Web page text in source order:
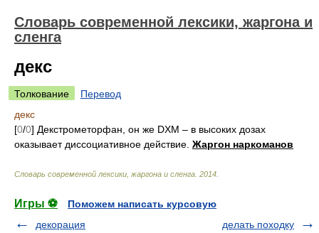
Cловарь современной лексики, жаргона и
сленга
декс
Толкование
Перевод
декс
[0/0] Декстрометорфан, он же DXM – в высоких дозах
оказывает диссоциативное действие. Жаргон наркоманов
Cловарь современной лексики, жаргона и сленга 2014
Игры ⚽
Поможем написать курсовую
декорация
делать походку